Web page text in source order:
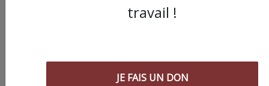
travail !
JE FAIS UN DON